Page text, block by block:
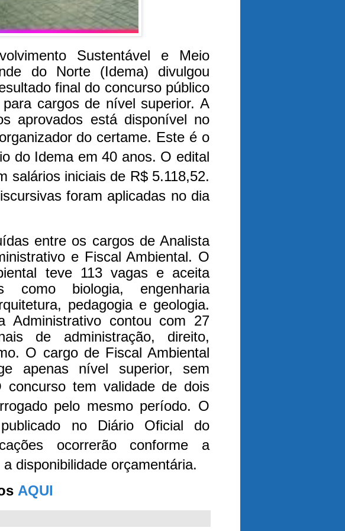
Sustentável e Meio
do Norte (Idema) divulgou
final do concurso público
cargos de nível superior. A
aprovados está disponível no
do certame. Este é o
do Idema em 40 anos. O edital
salários iniciais de R$ 5.118,52.
foram aplicadas no dia
entre os cargos de Analista
e Fiscal Ambiental. O
teve 113 vagas e aceita
como biologia, engenharia
pedagogia e geologia.
Administrativo contou com 27
de administração, direito,
O cargo de Fiscal Ambiental
apenas nível superior, sem
concurso tem validade de dois
pelo mesmo período. O
no Diário Oficial do
ocorrerão conforme a
disponibilidade orçamentária.
AQUI